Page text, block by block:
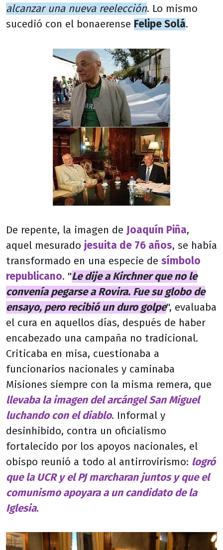
alcanzar una nueva reelección. Lo mismo
sucedió con el bonaerense Felipe Solá.
De repente, la imagen de Joaquín Piña,
aquel mesurado jesuita de 76 años, se había
transformado en una especie de símbolo
republicano. "Le dije a Kirchner que no le
convenía pegarse a Rovira. Fue su globo de
ensayo, pero recibió un duro golpe", evaluaba
el cura en aquellos días, después de haber
encabezado una campaña no tradicional.
Criticaba en misa, cuestionaba a
funcionarios nacionales y caminaba
Misiones siempre con la misma remera, que
llevaba la imagen del arcángel San Miguel
luchando con el diablo. Informal y
desinhibido, contra un oficialismo
fortalecido por los apoyos nacionales, el
obispo reunió a todo al antirrovirismo: logró
que la UCR y el PJ marcharan juntos y que el
comunismo apoyara a un candidato de la
Iglesia.